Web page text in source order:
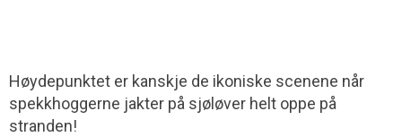
Høydepunktet er kanskje de ikoniske scenene når
spekkhoggerne jakter på sjøløver helt oppe på
stranden!